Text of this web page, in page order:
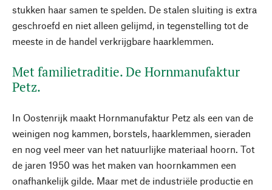
stukken haar samen te spelden. De stalen sluiting is extra
geschroefd en niet alleen gelijmd, in tegenstelling tot de
meeste in de handel verkrijgbare haarklemmen.
Met familietraditie. De Hornmanufaktur
Petz.
In Oostenrijk maakt Hornmanufaktur Petz als een van de
weinigen nog kammen, borstels, haarklemmen, sieraden
en nog veel meer van het natuurlijke materiaal hoorn. Tot
de jaren 1950 was het maken van hoornkammen een
onafhankelijk gilde. Maar met de industriële productie en